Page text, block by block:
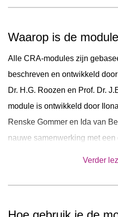
Waarop is de
Alle CRA-modules zijn
beschreven en ontwikkeld
Dr. H.G. Roozen en Prof. Dr.
module is ontwikkeld door
Renske Gommer en Ida van
nauwe samenwerking met
(IrisZorg), Peter Greeven
Verder